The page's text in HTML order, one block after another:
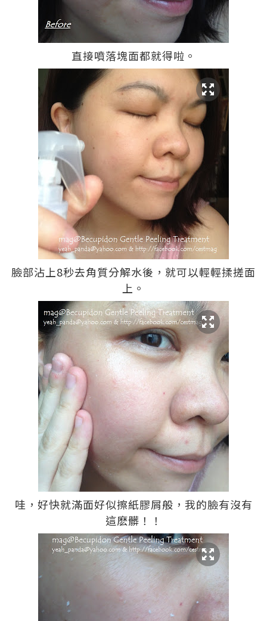
直接噴落塊面都就得啦。
臉部沾上8秒去角質分解水後，就可以輕輕揉搓面
上。
哇，好快就滿面好似擦紙膠屑般，我的臉有沒有
這麽髒！！